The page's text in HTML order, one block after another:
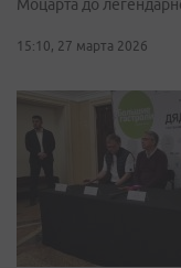
Моцарта до
15:10, 27 марта 2026